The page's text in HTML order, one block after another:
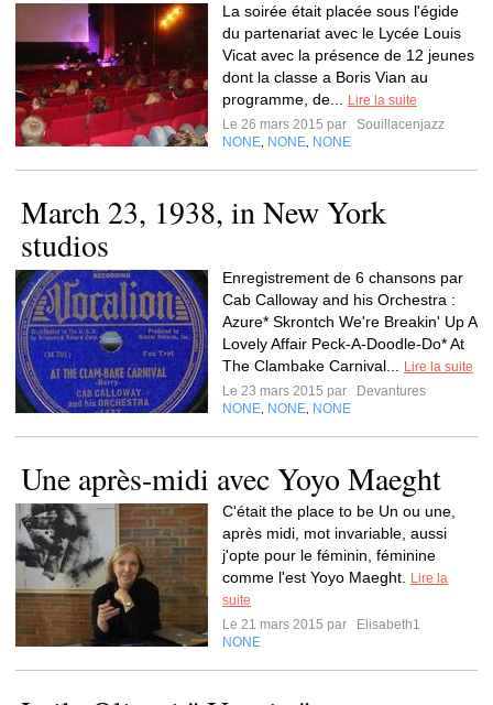
La soirée était placée sous l'égide
du partenariat avec le Lycée Louis
Vicat avec la présence de 12 jeunes
dont la classe a Boris Vian au
programme, de...
Lire la suite
Le 26 mars 2015 par
Souillacenjazz
NONE NONE NONE
March 23, 1938, in New York
studios
Enregistrement de 6 chansons par
Cab Calloway and his Orchestra :
Azure* Skrontch We're Breakin' Up A
Lovely Affair Peck-A-Doodle-Do* At
The Clambake Carnival...
Lire la suite
Le 23 mars 2015 par
Devantures
NONE NONE NONE
Une après-midi avec Yoyo Maeght
C'était the place to be Un ou une,
après midi, mot invariable, aussi
j'opte pour le féminin, féminine
comme l'est Yoyo Maeght.
Lire la
suite
Le 21 mars 2015 par
Elisabeth1
NONE